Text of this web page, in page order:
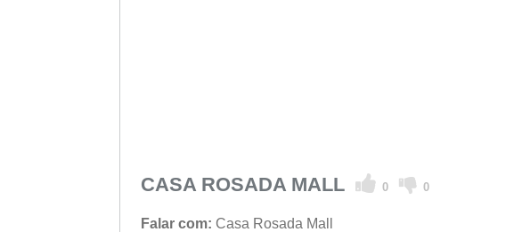
CASA ROSADA MALL 0 0
Falar com: Casa Rosada Mall